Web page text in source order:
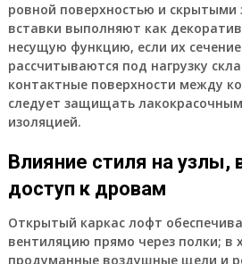
ровной поверхностью и
вставки выполняют как
несущую функцию, если их
рассчитываются под нагрузку
контактные поверхности между
следует защищать
изоляцией.
Влияние стиля на узлы,
доступ к дровам
Открытый каркас лофт
вентиляцию прямо через полки; в
продуманные воздушные щели и